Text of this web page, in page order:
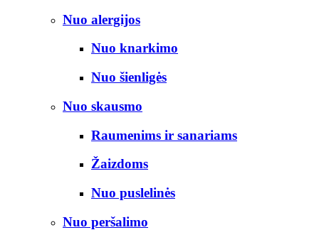
Nuo alergijos
Nuo knarkimo
Nuo šienligės
Nuo skausmo
Raumenims ir sanariams
Žaizdoms
Nuo puslelinės
Nuo peršalimo